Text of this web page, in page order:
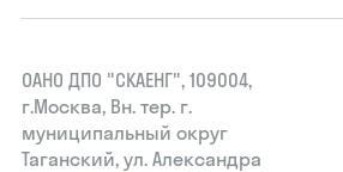
ОАНО ДПО "СКАЕНГ", 109004,
г.Москва, Вн. тер. г.
муниципальный округ
Таганский, ул. Александра